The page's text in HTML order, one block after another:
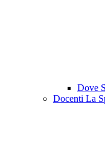
Dove
Docenti La